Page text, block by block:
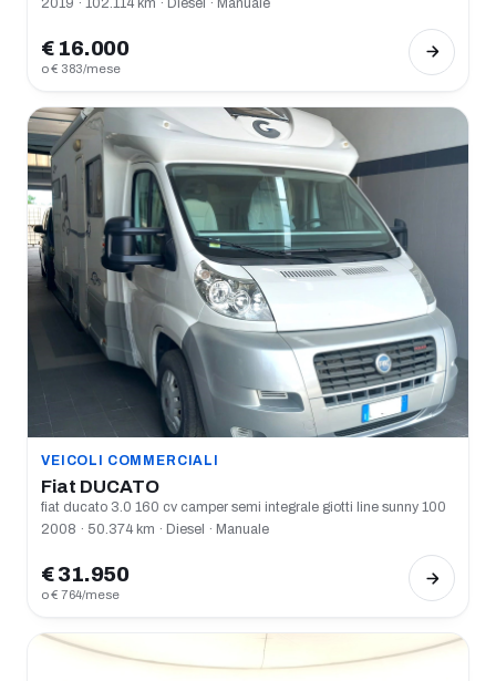
€ 16.000
o € 383/mese
VEICOLI COMMERCIALI
Fiat DUCATO
fiat ducato 3.0 160 cv camper semi integrale giotti line sunny 100
2008 · 50.374 km · Diesel · Manuale
€ 31.950
o € 764/mese